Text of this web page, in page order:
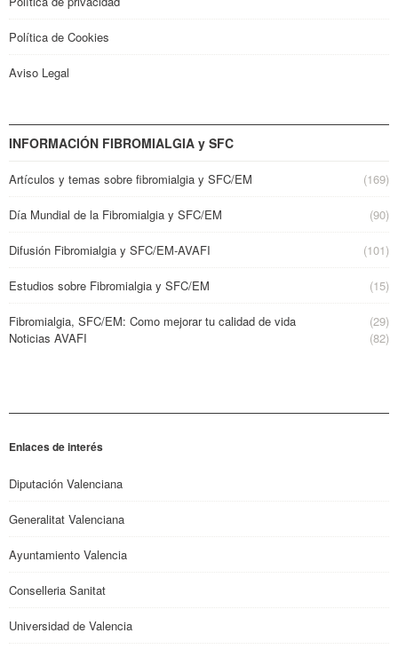
Política de Cookies
Aviso Legal
INFORMACIÓN FIBROMIALGIA y SFC
Artículos y temas sobre fibromialgia y SFC/EM (169)
Día Mundial de la Fibromialgia y SFC/EM (90)
Difusión Fibromialgia y SFC/EM-AVAFI (101)
Estudios sobre Fibromialgia y SFC/EM (15)
Fibromialgia, SFC/EM: Como mejorar tu calidad de vida
(29)
Noticias AVAFI
(82)
Enlaces de interés
Diputación Valenciana
Generalitat Valenciana
Ayuntamiento Valencia
Conselleria Sanitat
Universidad de Valencia